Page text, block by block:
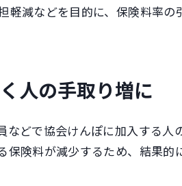
軽減などを目的に、保険料率
人の手取り増に
などで協会けんぽに加入する人
保険料が減少するため、結果的